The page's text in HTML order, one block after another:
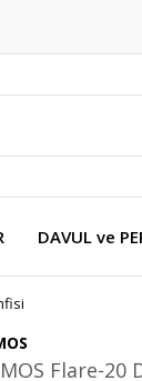
DAVUL ve
Flare-